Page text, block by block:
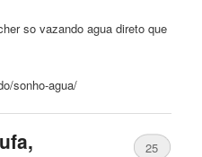
so vazandoagua direto que
sonho-agua/
25